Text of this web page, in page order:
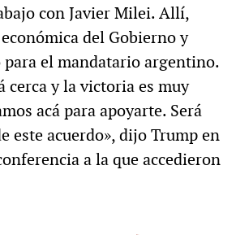
con Javier Milei. Allí,
del Gobierno y
el mandatario argentino.
cerca y la victoria es muy
acá para apoyarte. Será
este acuerdo», dijo Trump en
a la que accedieron